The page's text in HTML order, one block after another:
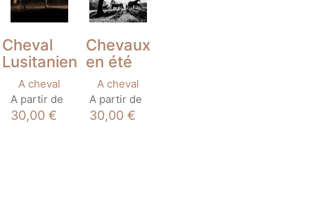
Cheval
Lusitanien
A cheval
Ce
produit
a
A partir de
30,00 €
Chevaux
en été
A cheval
Ce
produit
a
A partir de
30,00 €